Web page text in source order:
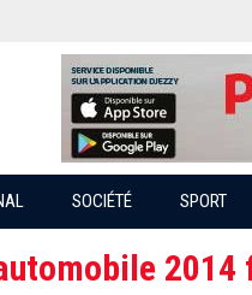
SOCIÉTÉ SPORT
2014